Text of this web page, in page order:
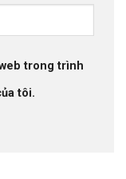
trong trình
tôi.